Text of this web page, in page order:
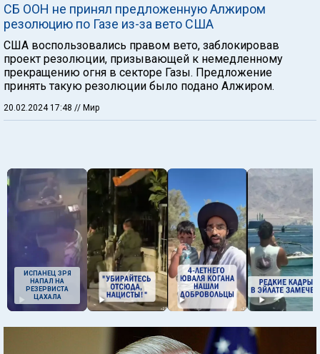
СБ ООН не принял предложенную Алжиром
резолюцию по Газе из-за вето США
США воспользовались правом вето, заблокировав
проект резолюции, призывающей к немедленному
прекращению огня в секторе Газы. Предложение
принять такую резолюции было подано Алжиром.
20.02.2024 17:48 // Мир
ИСПАНЕЦ ЗРЯ
НАПАЛ НА
РЕЗЕРВИСТА
ЦАХАЛА